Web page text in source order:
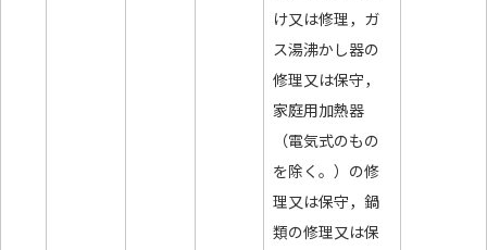
け又は修理，ガ
ス湯沸かし器の
修理又は保守，
家庭用加熱器
（電気式のもの
を除く。）の修
理又は保守，鍋
類の修理又は保